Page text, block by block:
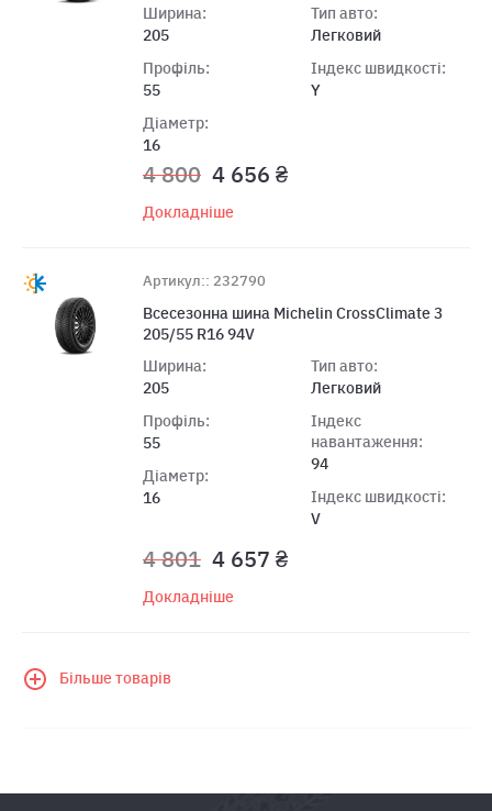
Ширина:
205
Профіль:
55
Діаметр:
16
Тип авто:
Легковий
Індекс швидкості:
Y
4 800 4 656 ₴
Докладніше
Артикул:: 232790
Всесезонна шина Michelin CrossClimate 3
205/55 R16 94V
Ширина:
205
Профіль:
55
Діаметр:
16
Тип авто:
Легковий
Індекс
навантаження:
94
Індекс швидкості:
V
4 801 4 657 ₴
Докладніше
Більше товарів